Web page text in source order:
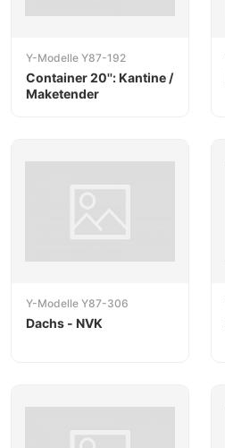
Y-Modelle Y87-192
Container 20'': Kantine /
Maketender
Y-Modelle Y87-306
Dachs - NVK